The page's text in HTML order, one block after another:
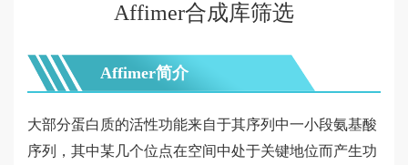
现
然
人
源
菌
展
示
库
产
讯
态
业
讯
们
于
格
尔
古
格
中
心
司
宣
Affimer合成库筛选
Affimer简介
大部分蛋白质的活性功能来自于其序列中一小段氨基酸
序列，其中某几个位点在空间中处于关键地位而产生功